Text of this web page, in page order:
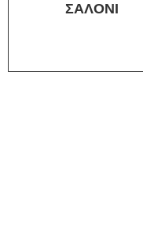
ΣΑΛΟΝΙ